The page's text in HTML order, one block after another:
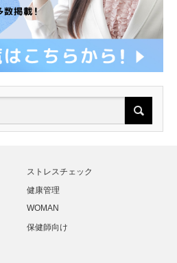
ストレスチェック
健康管理
WOMAN
保健師向け